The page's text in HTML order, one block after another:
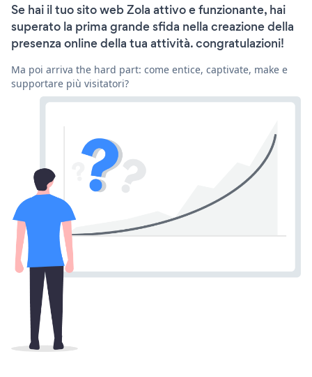
Se hai il tuo sito web Zola attivo e funzionante, hai
superato la prima grande sfida nella creazione della
presenza online della tua attività. congratulazioni!
Ma poi arriva the hard part: come entice, captivate, make e
supportare più visitatori?